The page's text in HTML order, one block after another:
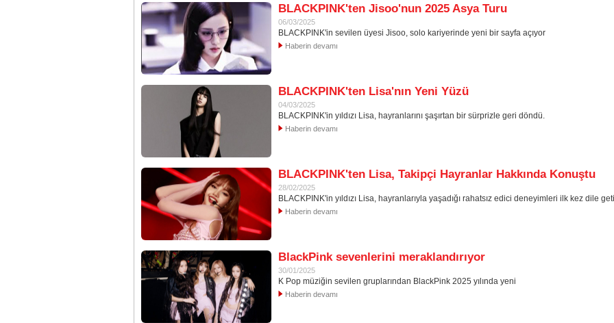
BLACKPINK'ten Jisoo'nun 2025 Asya Turu
06/03/2025
BLACKPINK'in sevilen üyesi Jisoo, solo kariyerinde yeni bir sayfa açıyor
Haberin devamı
BLACKPINK'ten Lisa'nın Yeni Yüzü
04/03/2025
BLACKPINK'in yıldızı Lisa, hayranlarını şaşırtan bir sürprizle geri döndü.
Haberin devamı
BLACKPINK'ten Lisa, Takipçi Hayranlar Hakkında Konuştu
28/02/2025
BLACKPINK'in yıldızı Lisa, hayranlarıyla yaşadığı rahatsız edici deneyimleri ilk kez dile
Haberin devamı
BlackPink sevenlerini meraklandırıyor
30/01/2025
K Pop müziğin sevilen gruplarından BlackPink 2025 yılında yeni
Haberin devamı